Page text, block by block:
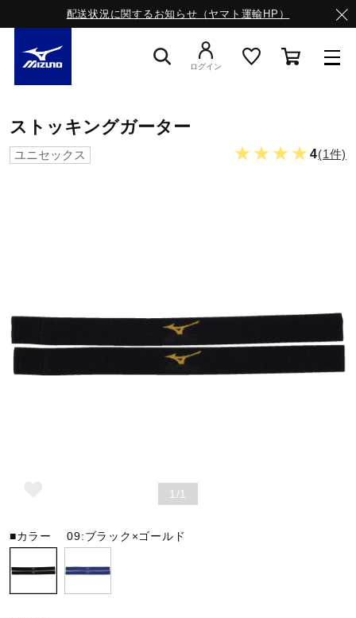
配送状況に関するお知らせ（ヤマト運輸HP）
トレーニング
バレーボール
ログイン
ストッキングガーター
ユニセックス ★★★★4(1件)
1/1
■カラー09:ブラック×ゴールド